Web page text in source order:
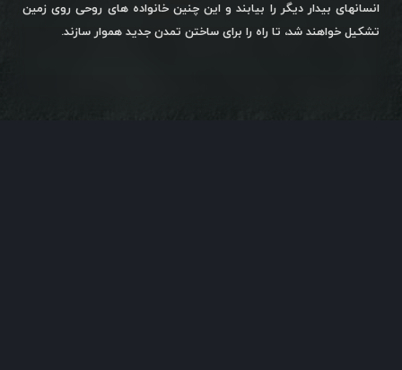
انسانهای بیدار دیگر را بیابند و این چنین خانواده های روحی روی زمین
تشکیل خواهند شد، تا راه را برای ساختن تمدن جدید هموار سازند.